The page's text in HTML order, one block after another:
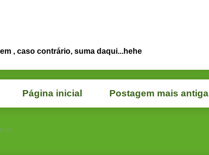
, caso contrário, suma daqui...hehe
Postagem mais antiga
Página inicial